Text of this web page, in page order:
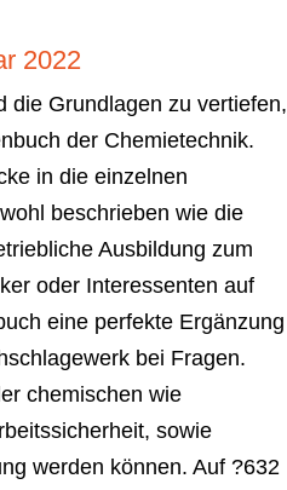
2022
die Grundlagen zu vertiefen,
der Chemietechnik.
in die einzelnen
beschrieben wie die
Ausbildung zum
oder Interessenten auf
eine perfekte Ergänzung
bei Fragen.
chemischen wie
sowie
werden können. Auf ?632